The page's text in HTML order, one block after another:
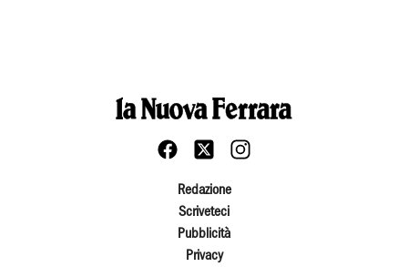
Redazione
Scriveteci
Pubblicità
Privacy